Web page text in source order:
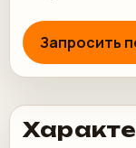
Запросить